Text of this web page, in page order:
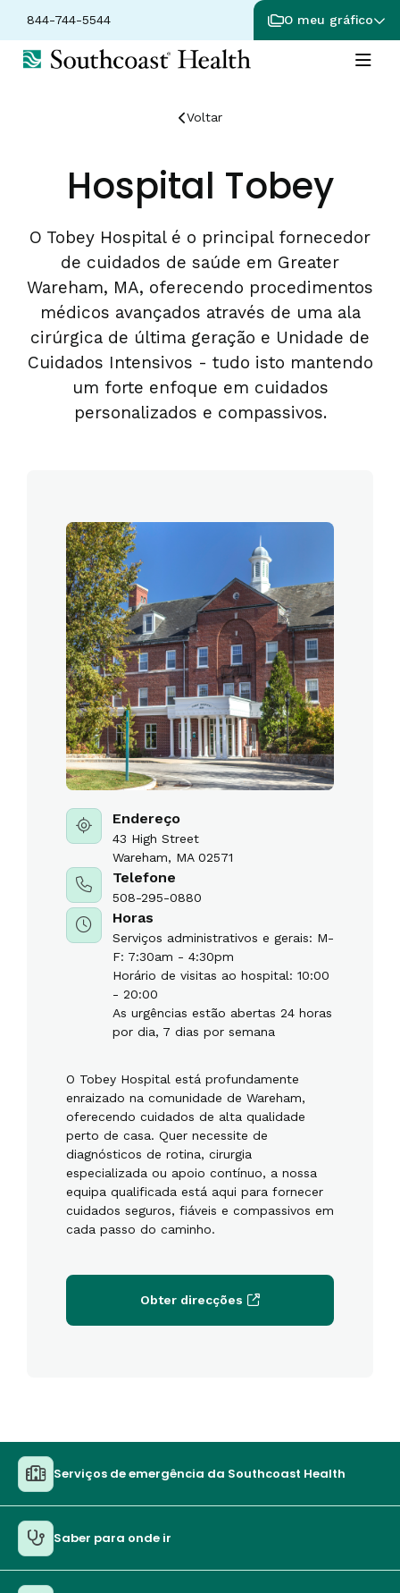
844-744-5544 O meu gráfico
Voltar
Hospital Tobey
O Tobey Hospital é o principal fornecedor
de cuidados de saúde em Greater
Wareham, MA, oferecendo procedimentos
médicos avançados através de uma ala
cirúrgica de última geração e Unidade de
Cuidados Intensivos - tudo isto mantendo
um forte enfoque em cuidados
personalizados e compassivos.
Endereço
43 High Street
Wareham, MA 02571
Telefone
508-295-0880
Horas
Serviços administrativos e gerais: M-
F: 7:30am - 4:30pm
Horário de visitas ao hospital: 10:00
- 20:00
As urgências estão abertas 24 horas
por dia, 7 dias por semana
O Tobey Hospital está profundamente
enraizado na comunidade de Wareham,
oferecendo cuidados de alta qualidade
perto de casa. Quer necessite de
diagnósticos de rotina, cirurgia
especializada ou apoio contínuo, a nossa
equipa qualificada está aqui para fornecer
cuidados seguros, fiáveis e compassivos em
cada passo do caminho.
Obter direcções
Serviços de emergência da Southcoast Health
Saber para onde ir